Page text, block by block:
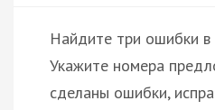
Найдите три ошибки в
Укажите номера
сделаны ошибки,